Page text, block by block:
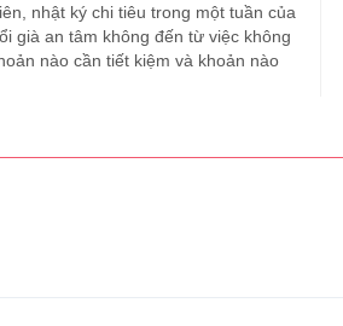
nhật ký chi tiêu trong một tuần của
già an tâm không đến từ việc không
nào cần tiết kiệm và khoản nào